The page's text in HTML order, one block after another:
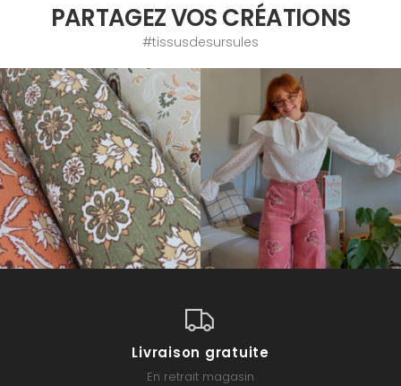
PARTAGEZ VOS CRÉATIONS
#tissusdesursules
Livraison gratuite
En retrait magasin